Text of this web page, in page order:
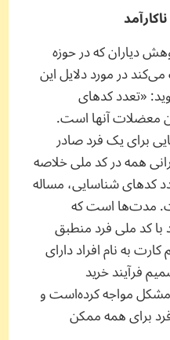
دیاران که در حوزه
در مورد دلایل این
«تعدد کدهای
معضلات آنها است.
کد شناسایی برای یک فرد صادر
همه در کد ملی خلاصه
کدهای شناسایی، مساله
مدت‌ها است که
با کد ملی فرد منطبق
به نام افراد دارای
فرآیند خرید
مشکل مواجه کرده‌است و
برای همه ممکن